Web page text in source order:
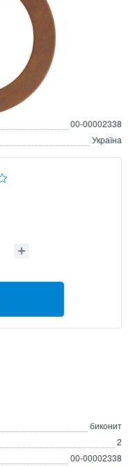
00-00002338
Україна
биконит
2
00-00002338